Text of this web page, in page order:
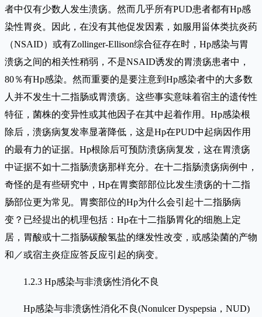
者中仅有少数人发生溃疡。然而几乎所有PUD患者都有Hp感
染性胃炎。因此，在没有其他促发因素，如服用甾体类抗炎药
（NSAID）或有Zollinger-Ellison综合征存在时，Hp感染与胃
溃疡之间的相关性稍弱，不是NSAID诱发的胃溃疡患者中，
80％有Hp感染。然而重要的是要注意到Hp感染者中的大多数
人并不发生十二指肠或胃溃疡。这些事实意味着宿主的遗传性
特征，菌株的变异性或其他因子在其中起着作用。Hp感染根
除后，溃疡病复发率显著降低，这是Hp在PUD中起病因作用
的最有力的证据。Hp根除后可预防溃疡病复发，这在胃溃疡
中证据不如十二指肠溃疡那样充分。在十二指肠溃疡病例中，
奇怪的是有些研究中，Hp在胃窦部部位比发生溃疡的十二指
肠部位更为常见。胃窦部位的Hp为什么会引起十二指肠病
变？已经提出的机理包括：Hp在十二指肠胃化的细胞上定
居，胃酸或十二指肠碳酸氢盐的继发性改变，或感染菌的产物
和／或宿主炎症应答反应引起的病变。
1.2.3 Hp感染与非溃疡性消化不良
Hp感染与非溃疡性消化不良(Nonulcer Dyspepsia，NUD)